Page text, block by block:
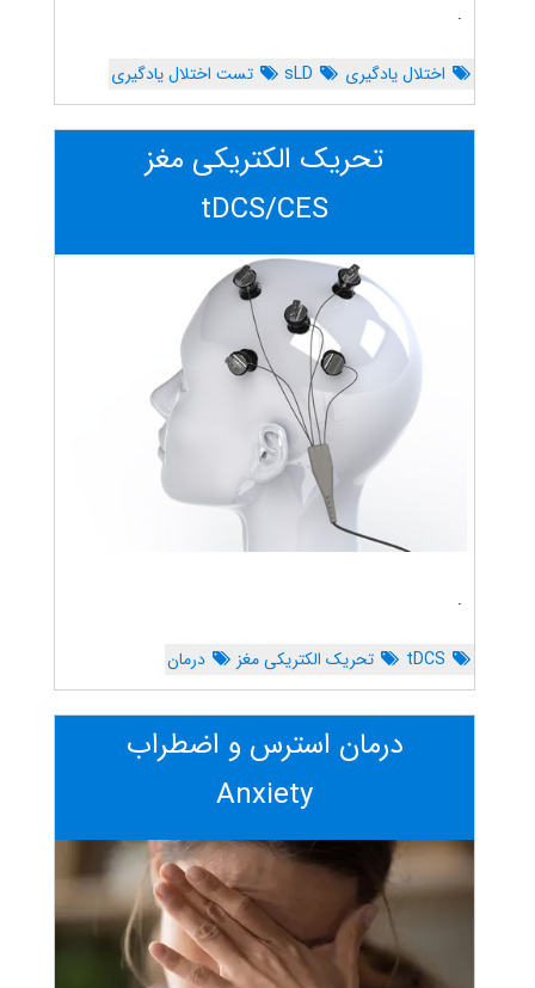
.
اختلال یادگیری sLD تست اختلال یادگیری
تحریک الکتریکی مغز
tDCS/CES
.
tDCS تحریک الکتریکی مغز درمان
درمان استرس و اضطراب
Anxiety